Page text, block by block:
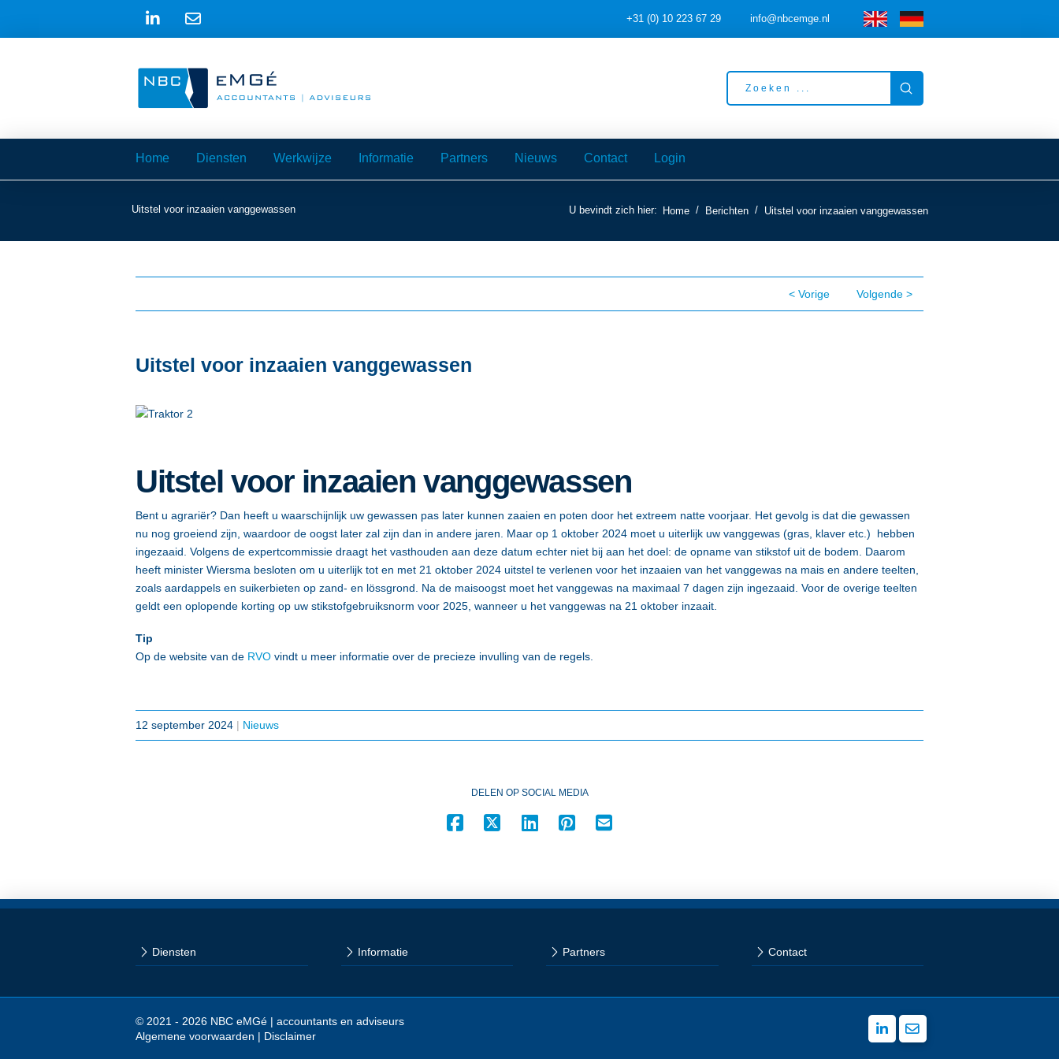
+31 (0) 10 223 67 29 info@nbcemge.nl
Submit
Home Diensten Werkwijze Informatie Partners Nieuws Contact Login
Uitstel voor inzaaien vanggewassen U bevindt zich hier: Home / Berichten / Uitstel voor inzaaien vanggewassen
< Vorige Volgende >
Uitstel voor inzaaien vanggewassen
Uitstel voor inzaaien vanggewassen
Bent u agrariër? Dan heeft u waarschijnlijk uw gewassen pas later kunnen zaaien en poten door het extreem natte voorjaar. Het gevolg is dat die gewassen
nu nog groeiend zijn, waardoor de oogst later zal zijn dan in andere jaren. Maar op 1 oktober 2024 moet u uiterlijk uw vanggewas (gras, klaver etc.) hebben
ingezaaid. Volgens de expertcommissie draagt het vasthouden aan deze datum echter niet bij aan het doel: de opname van stikstof uit de bodem. Daarom
heeft minister Wiersma besloten om u uiterlijk tot en met 21 oktober 2024 uitstel te verlenen voor het inzaaien van het vanggewas na mais en andere teelten,
zoals aardappels en suikerbieten op zand- en lössgrond. Na de maisoogst moet het vanggewas na maximaal 7 dagen zijn ingezaaid. Voor de overige teelten
geldt een oplopende korting op uw stikstofgebruiksnorm voor 2025, wanneer u het vanggewas na 21 oktober inzaait.
Tip
Op de website van de RVO vindt u meer informatie over de precieze invulling van de regels.
12 september 2024 | Nieuws
DELEN OP SOCIAL MEDIA
Diensten Informatie Partners Contact
© 2021 - 2026 NBC eMGé | accountants en adviseurs
Algemene voorwaarden | Disclaimer